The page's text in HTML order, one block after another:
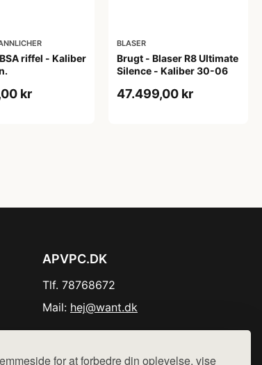
for at forbedre din oplevelse, vise
riffel - Kaliber
kr
BLASER
Brugt - Blaser R8 Ultimate
Silence - Kaliber 30-06
47.499,00 kr
APVPC.DK
Tlf. 78768672
Mail: hej@want.dk